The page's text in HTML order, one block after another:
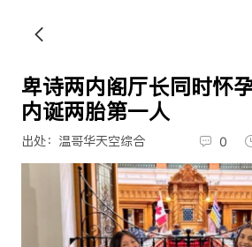
卑诗两内阁厅长同时怀
内诞两胎第一人
出处：温哥华天空综合 0